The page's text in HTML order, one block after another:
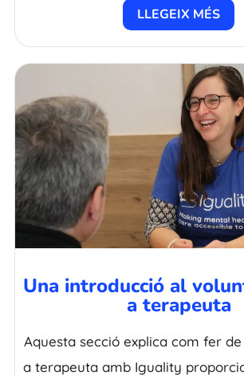
LLEGEIX MÉS
Una introducció al
a terapeuta
Aquesta secció explica com fer
a terapeuta amb Iguality